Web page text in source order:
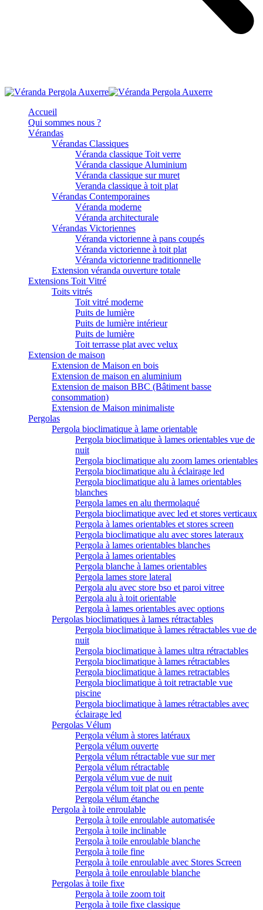
Accueil
Qui sommes nous ?
Vérandas
Vérandas Classiques
Véranda classique Toit verre
Véranda classique Aluminium
Véranda classique sur muret
Veranda classique à toit plat
Vérandas Contemporaines
Véranda moderne
Véranda architecturale
Vérandas Victoriennes
Véranda victorienne à pans coupés
Véranda victorienne à toit plat
Véranda victorienne traditionnelle
Extension véranda ouverture totale
Extensions Toit Vitré
Toits vitrés
Toit vitré moderne
Puits de lumière
Puits de lumière intérieur
Puits de lumière
Toit terrasse plat avec velux
Extension de maison
Extension de Maison en bois
Extension de maison en aluminium
Extension de maison BBC (Bâtiment basse
consommation)
Extension de Maison minimaliste
Pergolas
Pergola bioclimatique à lame orientable
Pergola bioclimatique à lames orientables vue de
nuit
Pergola bioclimatique alu zoom lames orientables
Pergola bioclimatique alu à éclairage led
Pergola bioclimatique alu à lames orientables
blanches
Pergola lames en alu thermolaqué
Pergola bioclimatique avec led et stores verticaux
Pergola à lames orientables et stores screen
Pergola bioclimatique alu avec stores lateraux
Pergola à lames orientables blanches
Pergola à lames orientables
Pergola blanche à lames orientables
Pergola lames store lateral
Pergola alu avec store bso et paroi vitree
Pergola alu à toit orientable
Pergola à lames orientables avec options
Pergolas bioclimatiques à lames rétractables
Pergola bioclimatique à lames rétractables vue de
nuit
Pergola bioclimatique à lames ultra rétractables
Pergola bioclimatique à lames rétractables
Pergola bioclimatique à lames retractables
Pergola bioclimatique à toit retractable vue
piscine
Pergola bioclimatique à lames rétractables avec
éclairage led
Pergolas Vélum
Pergola vélum à stores latéraux
Pergola vélum ouverte
Pergola vélum rétractable vue sur mer
Pergola vélum rétractable
Pergola vélum vue de nuit
Pergola vélum toit plat ou en pente
Pergola vélum étanche
Pergola à toile enroulable
Pergola à toile enroulable automatisée
Pergola à toile inclinable
Pergola à toile enroulable blanche
Pergola à toile fine
Pergola à toile enroulable avec Stores Screen
Pergola à toile enroulable blanche
Pergolas à toile fixe
Pergola à toile zoom toit
Pergola à toile fixe classique